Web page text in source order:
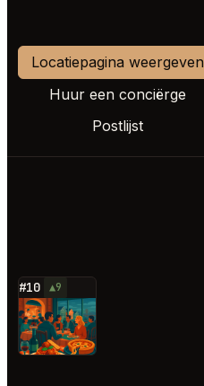
Locatiepagina weergeven
Huur een conciërge
Postlijst
#10 ▲9
⭐